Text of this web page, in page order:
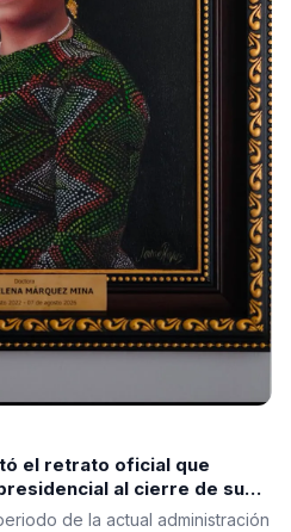
el retrato oficial que
al cierre de su
de la actual administración